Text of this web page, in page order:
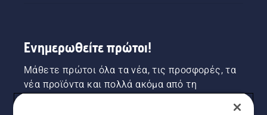
Ενημερωθείτε πρώτοι!
Μάθετε πρώτοι όλα τα νέα, τις προσφορές, τα
νέα προϊόντα και πολλά ακόμα από τη